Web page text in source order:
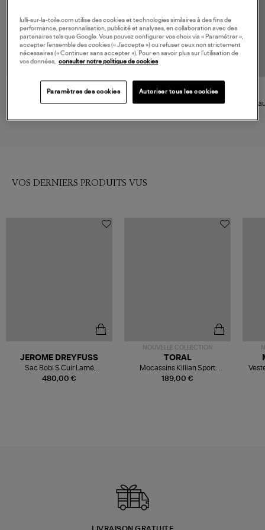
ANJA
Haut de Maillot L'Ensorcelant
MOMONI
Haut De Maillot Marine Blu
VOS DERNIERS PRODUITS VUS
480,00 €
JEROME DREYFUSS
Sac Bobi S Cuir Lamé
Champagne
NOUVELLE COLLECTION
189,00 €
TORAL
Mocassins Killian Sport
Mousse
lulli-sur-la-toile.com utilise des cookies et technologies similaires à des fins de
performance, personnalisation, publicité et analyses, en collaboration avec des
partenaires tels que Google. Vous pouvez configurer vos choix via « Paramétrer »,
accepter l’ensemble des cookies (« J’accepte ») ou refuser ceux non strictement
nécessaires (« Continuer sans accepter »). Pour en savoir plus sur l’utilisation de
vos données, consulter notre politique de cookies
Paramètres des cookies Autoriser tous les cookies